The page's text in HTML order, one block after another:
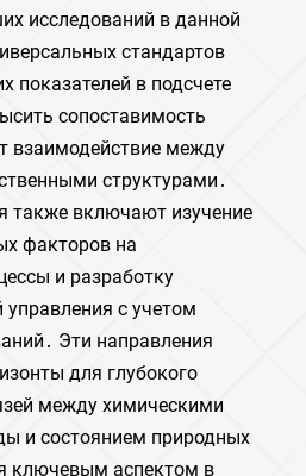
исследований в данной
стандартов
показателей в подсчете
сопоставимость
взаимодействие между
структурами․
также включают изучение
факторов на
и разработку
управления с учетом
Эти направления
для глубокого
между химическими
и состоянием природных
ключевым аспектом в